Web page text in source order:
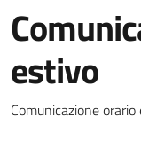
estivo
Dettagli
Comunicazione